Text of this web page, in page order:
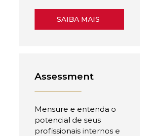
SAIBA MAIS
Assessment
Mensure e entenda o
potencial de seus
profissionais internos e